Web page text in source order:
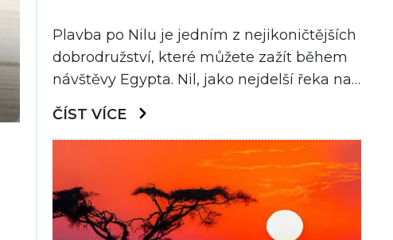
Plavba po Nilu je jedním z nejikoničtějších
dobrodružství, které můžete zažít během
návštěvy Egypta. Nil, jako nejdelší řeka na
světě, protéká srdcem Egypta a nabízí
úchvatné výhledy na historické památky a
nádherné přírodní scenérie. Proč byste si
tedy měli zvolit právě plavbu po Nilu jako
svou příští dovolenou? Tady je pět
neodolatelných důvodů!
ČÍST VÍCE